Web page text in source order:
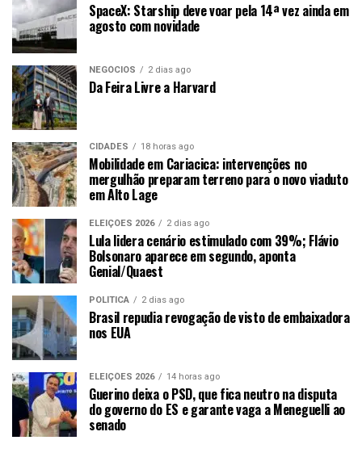
SpaceX: Starship deve voar pela 14ª vez ainda em
agosto com novidade
NEGÓCIOS 2 dias ago
Da Feira Livre a Harvard
CIDADES 18 horas ago
Mobilidade em Cariacica: intervenções no
mergulhão preparam terreno para o novo viaduto
em Alto Lage
ELEIÇÕES 2026 2 dias ago
Lula lidera cenário estimulado com 39%; Flávio
Bolsonaro aparece em segundo, aponta
Genial/Quaest
POLÍTICA 2 dias ago
Brasil repudia revogação de visto de embaixadora
nos EUA
ELEIÇÕES 2026 14 horas ago
Guerino deixa o PSD, que fica neutro na disputa
do governo do ES e garante vaga a Meneguelli ao
senado